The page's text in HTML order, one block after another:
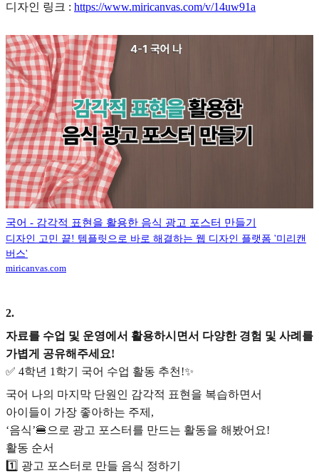
디자인 링크 : https://www.miricanvas.com/v/14uw91a
국어 - 감각적 표현을 활용한 음식 광고 포스터 만들기
디자인 고민 끝! 템플릿으로 바로 해결하는 웹 디자인 플랫폼 '미리캔
버스'
miricanvas.com
2.
자료를 수업 및 운영에서 활용하시면서 다양한 경험 및 사례를
가볍게 공유해주세요!
✅ 4학년 1학기 국어 수업 활동 추천!✨
국어 나의 마지막 단원인 감각적 표현을 복습하면서
아이들이 가장 좋아하는 주제,
‘음식’🍔으로 광고 포스터를 만드는 활동을 해봤어요!
활동 순서
1️⃣ 광고 포스터로 만들 음식 정하기